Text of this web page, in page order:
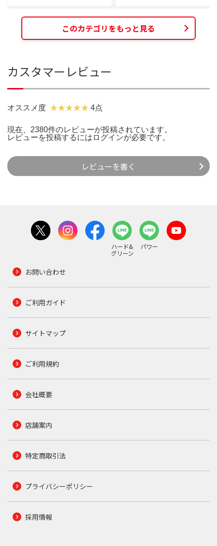
このカテゴリをもっと見る
カスタマーレビュー
オススメ度 4点
現在、2380件のレビューが投稿されています。
レビューを投稿するには ログインが必要です。
レビューを書く
ハード&
グリーン
パワー
お問い合わせ
ご利用ガイド
サイトマップ
ご利用規約
会社概要
店舗案内
特定商取引法
プライバシーポリシー
採用情報